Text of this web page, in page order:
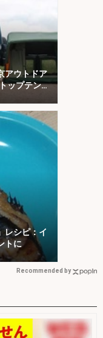
アウトドア
ップテン
レシピ：イ
トに
Recommended by